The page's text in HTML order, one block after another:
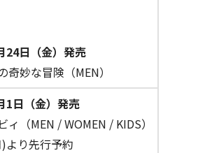
24日（金）発売
奇妙な冒険（MEN）
1日（金）発売
ィ（MEN / WOMEN / KIDS）
り先行予約